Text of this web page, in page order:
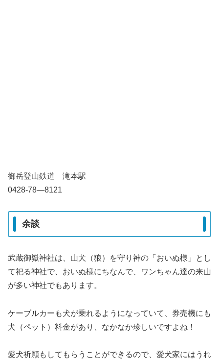
御岳登山鉄道 滝本駅
0428-78―8121
余談
武蔵御嶽神社は、山犬（狼）を守り神の「おいぬ様」とし
て祀る神社で、おいぬ様にちなんで、ワンちゃん達の来山
が多い神社でもあります。
ケーブルカーも犬が乗れるようになっていて、券売機にも
犬（ペット）料金があり、なかなか珍しいですよね！
愛犬祈願もしてもらうことができるので、愛犬家にはうれ